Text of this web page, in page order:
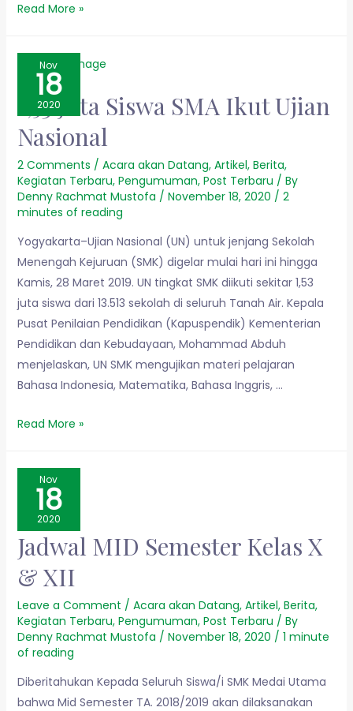
Read More »
Nov
18
2020
1,53 Juta Siswa SMA Ikut Ujian
Nasional
2 Comments / Acara akan Datang, Artikel, Berita,
Kegiatan Terbaru, Pengumuman, Post Terbaru / By
Denny Rachmat Mustofa / November 18, 2020 / 2
minutes of reading
Yogyakarta–Ujian Nasional (UN) untuk jenjang Sekolah
Menengah Kejuruan (SMK) digelar mulai hari ini hingga
Kamis, 28 Maret 2019. UN tingkat SMK diikuti sekitar 1,53
juta siswa dari 13.513 sekolah di seluruh Tanah Air. Kepala
Pusat Penilaian Pendidikan (Kapuspendik) Kementerian
Pendidikan dan Kebudayaan, Mohammad Abduh
menjelaskan, UN SMK mengujikan materi pelajaran
Bahasa Indonesia, Matematika, Bahasa Inggris, …
Read More »
Nov
18
2020
Jadwal MID Semester Kelas X
& XII
Leave a Comment / Acara akan Datang, Artikel, Berita,
Kegiatan Terbaru, Pengumuman, Post Terbaru / By
Denny Rachmat Mustofa / November 18, 2020 / 1 minute
of reading
Diberitahukan Kepada Seluruh Siswa/i SMK Medai Utama
bahwa Mid Semester TA. 2018/2019 akan dilaksanakan